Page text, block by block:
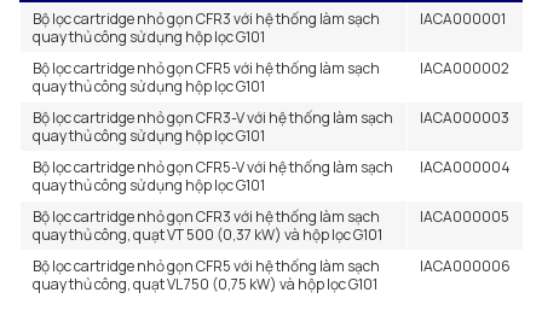
Bộ lọc cartridge nhỏ gọn CFR3 với hệ thống làm sạch
quay thủ công sử dụng hộp lọc G101
IACA000001
Bộ lọc cartridge nhỏ gọn CFR5 với hệ thống làm sạch
quay thủ công sử dụng hộp lọc G101
IACA000002
Bộ lọc cartridge nhỏ gọn CFR3-V với hệ thống làm sạch
quay thủ công sử dụng hộp lọc G101
IACA000003
Bộ lọc cartridge nhỏ gọn CFR5-V với hệ thống làm sạch
quay thủ công sử dụng hộp lọc G101
IACA000004
Bộ lọc cartridge nhỏ gọn CFR3 với hệ thống làm sạch
quay thủ công, quạt VT 500 (0,37 kW) và hộp lọc G101
IACA000005
Bộ lọc cartridge nhỏ gọn CFR5 với hệ thống làm sạch
quay thủ công, quạt VL 750 (0,75 kW) và hộp lọc G101
IACA000006